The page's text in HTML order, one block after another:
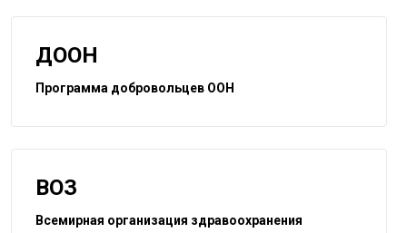
ДООН
Программа добровольцев ООН
ВОЗ
Всемирная организация здравоохранения